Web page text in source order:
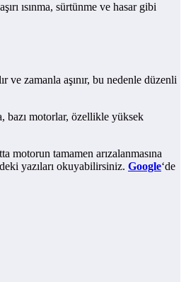
ısınma, sürtünme ve hasar gibi
ve zamanla aşınır, bu nedenle düzenli
bazı motorlar, özellikle yüksek
motorun tamamen arızalanmasına
yazıları okuyabilirsiniz. Google‘de